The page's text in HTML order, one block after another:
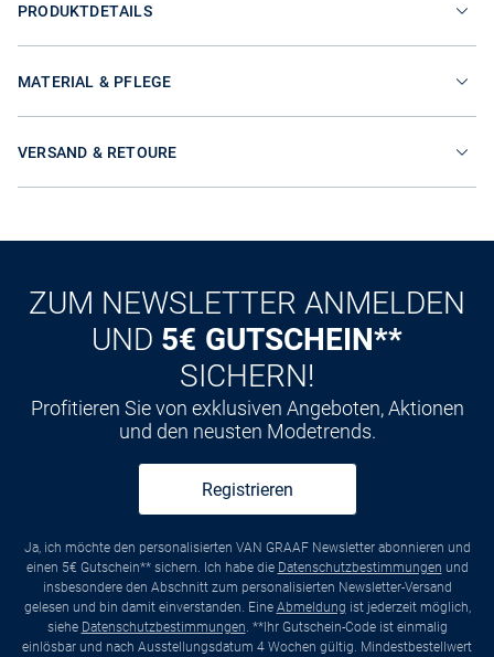
PRODUKTDETAILS
MATERIAL & PFLEGE
VERSAND & RETOURE
ZUM NEWSLETTER ANMELDEN
UND 5€ GUTSCHEIN**
SICHERN!
Profitieren Sie von exklusiven Angeboten, Aktionen
und den neusten Modetrends.
Registrieren
Ja, ich möchte den personalisierten VAN GRAAF Newsletter abonnieren und
einen 5€ Gutschein** sichern. Ich habe die Datenschutzbestimmungen und
insbesondere den Abschnitt zum personalisierten Newsletter-Versand
gelesen und bin damit einverstanden. Eine Abmeldung ist jederzeit möglich,
siehe Datenschutzbestimmungen. **Ihr Gutschein-Code ist einmalig
einlösbar und nach Ausstellungsdatum 4 Wochen gültig. Mindestbestellwert